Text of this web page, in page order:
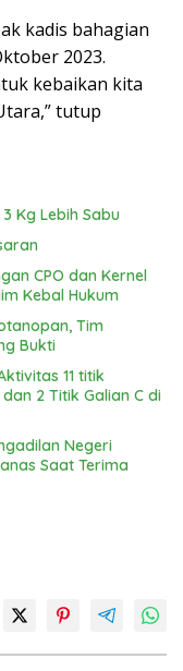
kadis bahagian
2023.
kebaikan kita
tutup
Kg Lebih Sabu
CPO dan Kernel
Kebal Hukum
Tim
Bukti
11 titik
2 Titik Galian C di
Negeri
Saat Terima